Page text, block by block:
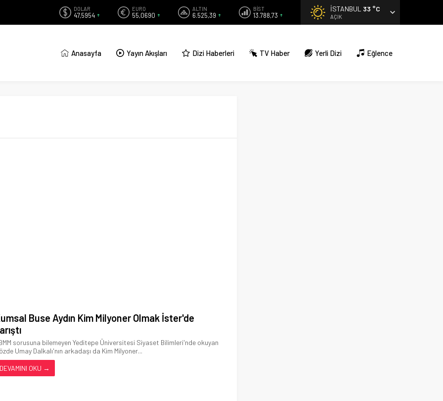
DOLAR
47,5954
EURO
55,0690
ALTIN
6.525,39
BİST
13.788,73
İSTANBUL 33 °C
AÇIK
Anasayfa Yayın Akışları Dizi Haberleri TV Haber Yerli Dizi Eğlence
Buse Aydın Kim Milyoner Olmak İster'de
sorusuna bilemeyen Yeditepe Üniversitesi Siyaset Bilimleri'nde okuyan
Umay Dalkalı'nın arkadaşı da Kim Milyoner...
DEVAMINI OKU →